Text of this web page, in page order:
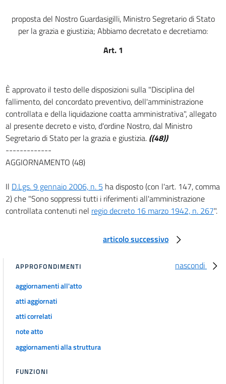
art. 19
art. 20
Degli organi preposti al fallimento
Sezione I
Del tribunale
fallimentare
art. 23
art. 24
Del giudice delegato
art. 25
art. 26
Del curatore
art. 28
art. 30
art. 31
art. 31 bis
art. 32
art. 34
proposta del Nostro Guardasigilli, Ministro Segretario di Stato
per la grazia e giustizia; Abbiamo decretato e decretiamo:
Art. 1
È approvato il testo delle disposizioni sulla "Disciplina del
fallimento, del concordato preventivo, dell'amministrazione
controllata e della liquidazione coatta amministrativa", allegato
al presente decreto e visto, d'ordine Nostro, dal Ministro
Segretario di Stato per la grazia e giustizia. ((48))
-------------
AGGIORNAMENTO (48)
Il D.Lgs. 9 gennaio 2006, n. 5 ha disposto (con l'art. 147, comma
2) che "Sono soppressi tutti i riferimenti all'amministrazione
controllata contenuti nel regio decreto 16 marzo 1942, n. 267".
articolo successivo
nascondi
APPROFONDIMENTI
aggiornamenti all'atto
atti aggiornati
atti correlati
note atto
aggiornamenti alla struttura
FUNZIONI